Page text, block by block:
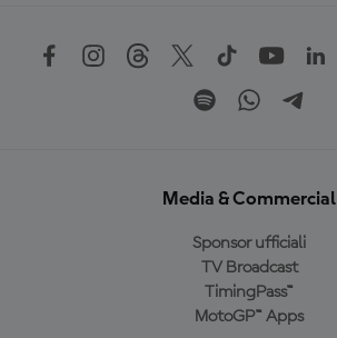
Media & Commercial
Sponsor ufficiali
TV Broadcast
TimingPass™
MotoGP™ Apps